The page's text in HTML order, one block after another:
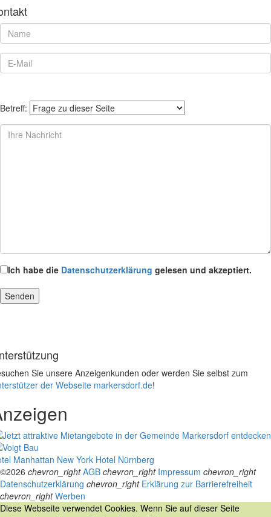
Betreff:
Ich habe die Datenschutzerklärung gelesen und akzeptiert.
Sie unsere Anzeigenkunden oder werden Sie selbst zum
der Webseite markersdorf.de!
Manhattan New York Hotel Nürnberg
©2026 chevron_right AGB chevron_right Impressum chevron_right
Datenschutzerklärung chevron_right Erklärung zur Barrierefreiheit
chevron_right Werben
Diese Webseite verwendet Cookies. Wenn Sie auf dieser Seite